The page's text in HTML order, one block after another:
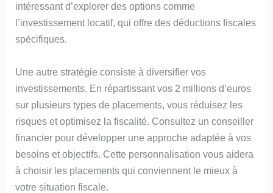
intéressant d’explorer des options comme
l’investissement locatif, qui offre des déductions fiscales
spécifiques.
Une autre stratégie consiste à diversifier vos
investissements. En répartissant vos 2 millions d’euros
sur plusieurs types de placements, vous réduisez les
risques et optimisez la fiscalité. Consultez un conseiller
financier pour développer une approche adaptée à vos
besoins et objectifs. Cette personnalisation vous aidera
à choisir les placements qui conviennent le mieux à
votre situation fiscale.